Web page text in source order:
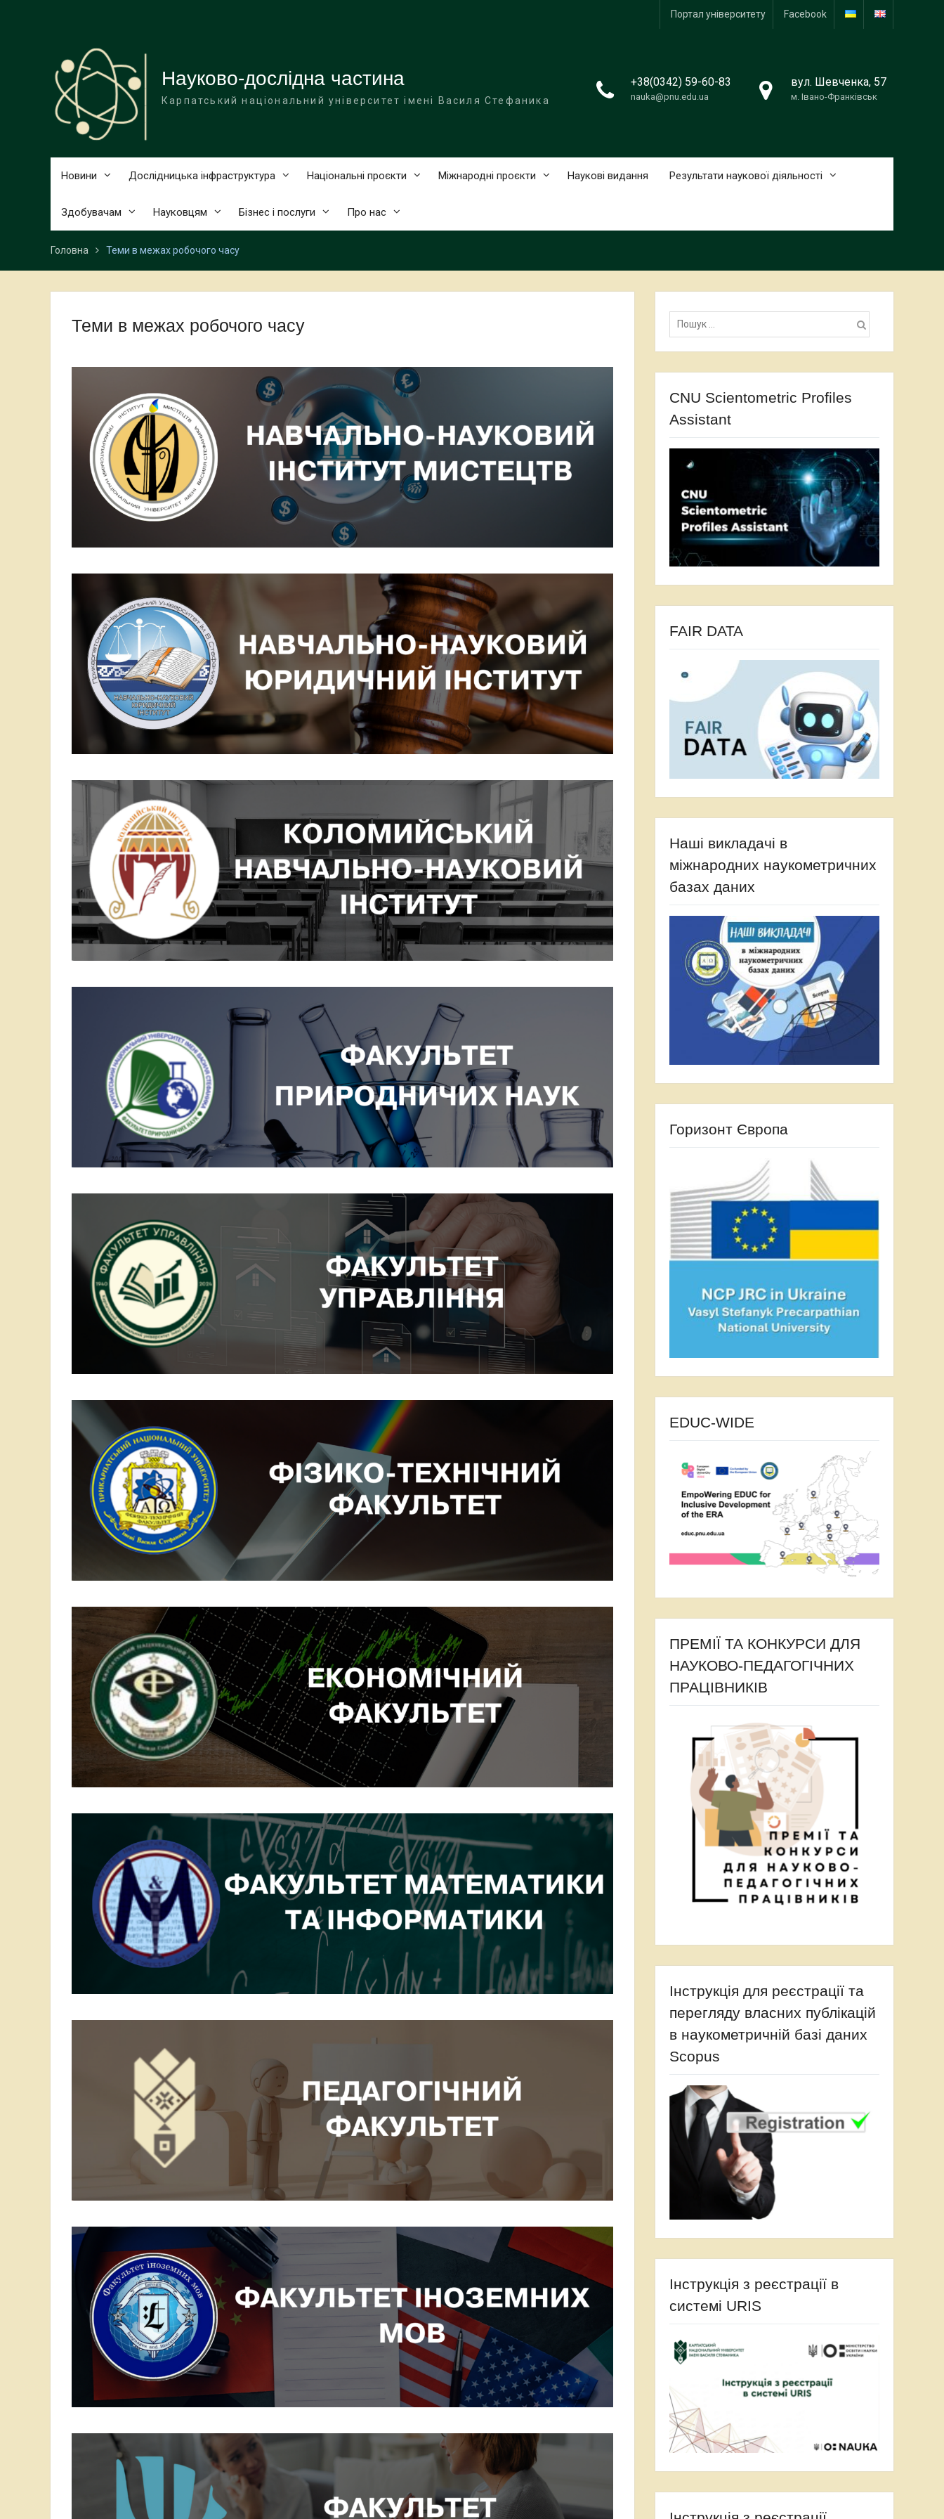
Портал університету Facebook
Науково-дослідна частина
Карпатський національний університет імені Василя Стефаника
+38(0342) 59-60-83
nauka@pnu.edu.ua
вул. Шевченка, 57
м. Івано-Франківськ
Новини Дослідницька інфраструктура Національні проєкти Міжнародні проєкти Наукові видання Результати наукової діяльності
Здобувачам Науковцям Бізнес і послуги Про нас
Головна Теми в межах робочого часу
Теми в межах робочого часу
Пошук:
CNU Scientometric Profiles
Assistant
FAIR DATA
Наші викладачі в
міжнародних наукометричних
базах даних
Горизонт Європа
EDUC-WIDE
ПРЕМІЇ ТА КОНКУРСИ ДЛЯ
НАУКОВО-ПЕДАГОГІЧНИХ
ПРАЦІВНИКІВ
Інструкція для реєстрації та
перегляду власних публікацій
в наукометричній базі даних
Scopus
Інструкція з реєстрації в
системі URIS